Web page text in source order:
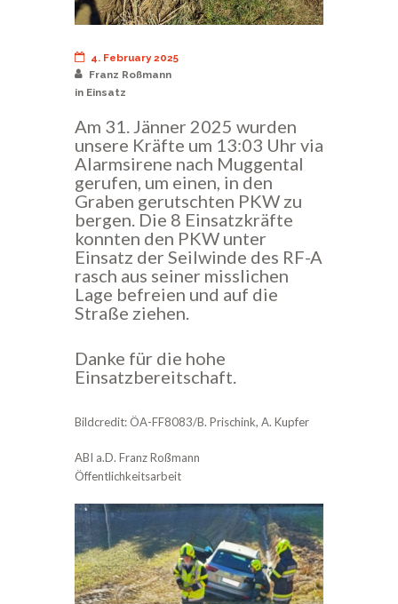
4. February 2025
Franz Roßmann
in Einsatz
Am 31. Jänner 2025 wurden
unsere Kräfte um 13:03 Uhr via
Alarmsirene nach Muggental
gerufen, um einen, in den
Graben gerutschten PKW zu
bergen. Die 8 Einsatzkräfte
konnten den PKW unter
Einsatz der Seilwinde des RF-A
rasch aus seiner misslichen
Lage befreien und auf die
Straße ziehen.
Danke für die hohe
Einsatzbereitschaft.
Bildcredit: ÖA-FF8083/B. Prischink, A. Kupfer
ABI a.D. Franz Roßmann
Öffentlichkeitsarbeit